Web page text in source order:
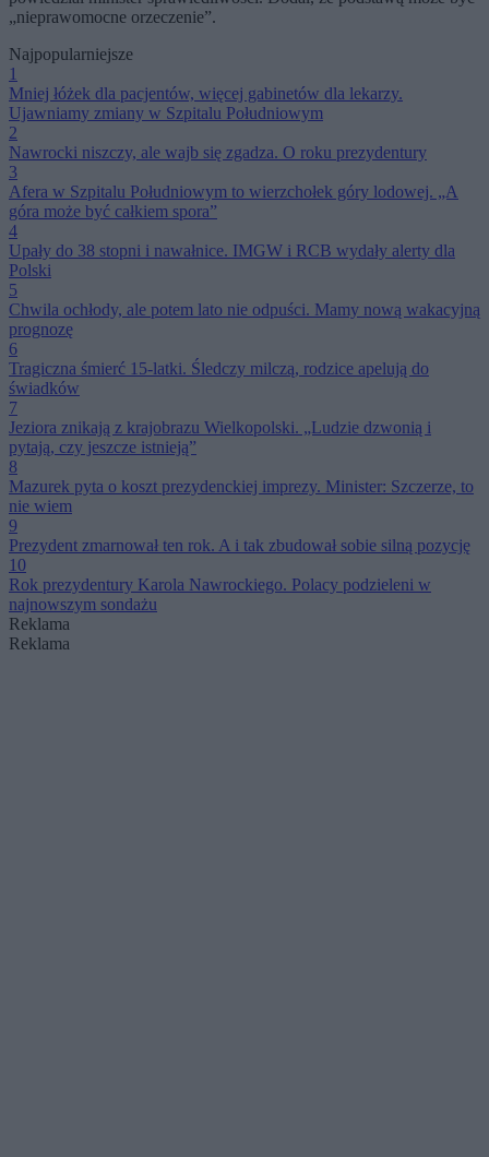
„nieprawomocne orzeczenie”.
Najpopularniejsze
1
Mniej łóżek dla pacjentów, więcej gabinetów dla lekarzy.
Ujawniamy zmiany w Szpitalu Południowym
2
Nawrocki niszczy, ale wajb się zgadza. O roku prezydentury
3
Afera w Szpitalu Południowym to wierzchołek góry lodowej. „A
góra może być całkiem spora”
4
Upały do 38 stopni i nawałnice. IMGW i RCB wydały alerty dla
Polski
5
Chwila ochłody, ale potem lato nie odpuści. Mamy nową wakacyjną
prognozę
6
Tragiczna śmierć 15-latki. Śledczy milczą, rodzice apelują do
świadków
7
Jeziora znikają z krajobrazu Wielkopolski. „Ludzie dzwonią i
pytają, czy jeszcze istnieją”
8
Mazurek pyta o koszt prezydenckiej imprezy. Minister: Szczerze, to
nie wiem
9
Prezydent zmarnował ten rok. A i tak zbudował sobie silną pozycję
10
Rok prezydentury Karola Nawrockiego. Polacy podzieleni w
najnowszym sondażu
Reklama
Reklama